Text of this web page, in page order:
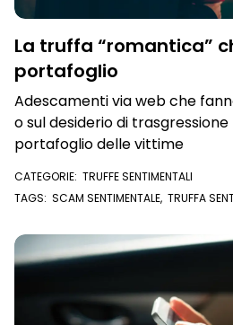
La truffa “romantica”
portafoglio
Adescamenti via web che
o sul desiderio di
portafoglio delle vittime
CATEGORIE: TRUFFE SENTIMENTALI
TAGS: SCAM SENTIMENTALE, TRUFFA